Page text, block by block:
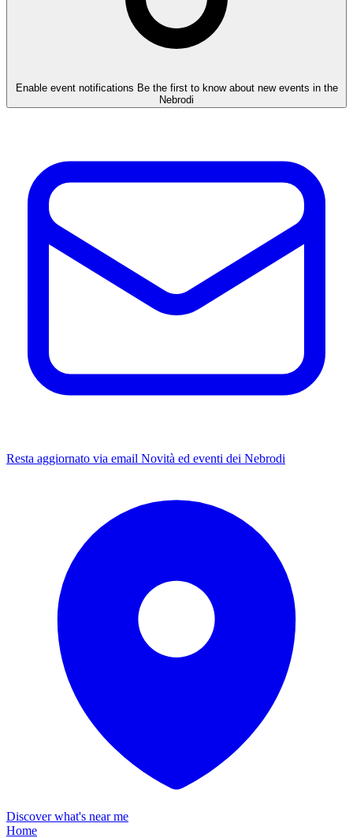
Enable event notifications Be the first to know about new events in the
Nebrodi
Resta aggiornato via email Novità ed eventi dei Nebrodi
Discover what's near me
Home